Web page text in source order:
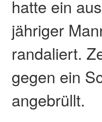
hatte ein
jähriger
randaliert.
gegen ein
angebrüllt.